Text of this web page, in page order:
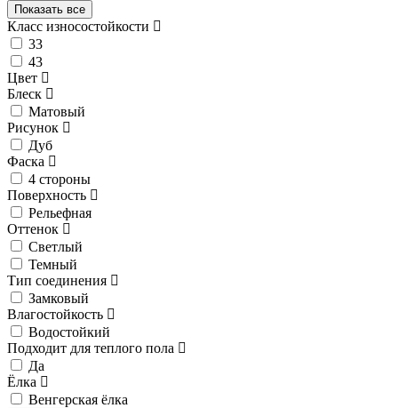
Показать все
Класс износостойкости
33
43
Цвет
Блеск
Матовый
Рисунок
Дуб
Фаска
4 стороны
Поверхность
Рельефная
Оттенок
Светлый
Темный
Тип соединения
Замковый
Влагостойкость
Водостойкий
Подходит для теплого пола
Да
Ёлка
Венгерская ёлка